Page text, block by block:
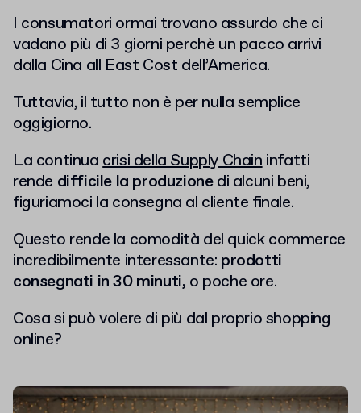
I consumatori ormai trovano assurdo che ci
vadano più di 3 giorni perchè un pacco arrivi
dalla Cina all East Cost dell’America.
Tuttavia, il tutto non è per nulla semplice
oggigiorno.
La continuacrisi della Supply Chaininfatti
rende difficile la produzionedi alcuni beni,
figuriamoci la consegna al cliente finale.
Questo rende la comodità del quick commerce
incredibilmente interessante: prodotti
consegnati in 30 minuti, o poche ore.
Cosa si può volere di più dal proprio shopping
online?